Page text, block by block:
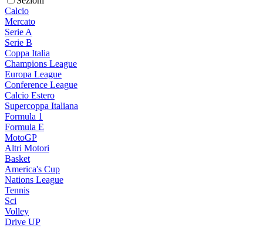
Calcio
Mercato
Serie A
Serie B
Coppa Italia
Champions League
Europa League
Conference League
Calcio Estero
Supercoppa Italiana
Formula 1
Formula E
MotoGP
Altri Motori
Basket
America's Cup
Nations League
Tennis
Sci
Volley
Drive UP